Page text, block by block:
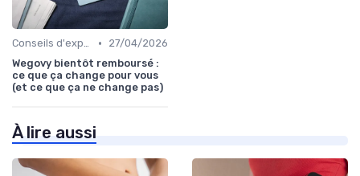
Conseils d'experts •
27/04/2026
Wegovy bientôt remboursé :
ce que ça change pour vous
(et ce que ça ne change pas)
À lire aussi